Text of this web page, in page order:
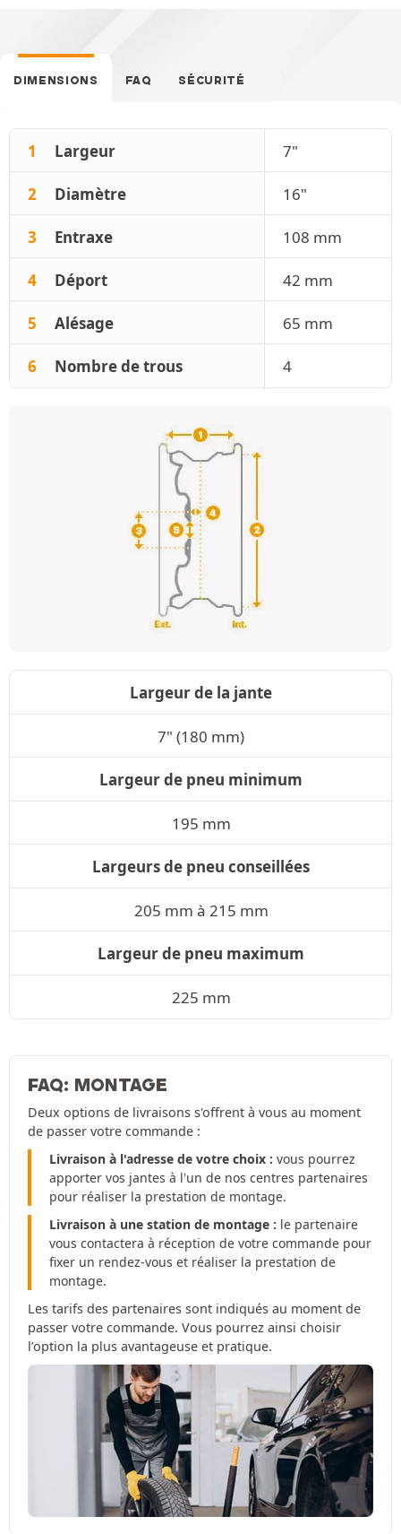
DIMENSIONS FAQ SÉCURITÉ
1 Largeur 7"
2 Diamètre 16"
3 Entraxe 108 mm
4 Déport 42 mm
5 Alésage 65 mm
6 Nombre de trous 4
Largeur de la jante
7" (180 mm)
Largeur de pneu minimum
195 mm
Largeurs de pneu conseillées
205 mm à 215 mm
Largeur de pneu maximum
225 mm
FAQ: MONTAGE
Deux options de livraisons s'offrent à vous au moment
de passer votre commande :
Livraison à l'adresse de votre choix : vous pourrez
apporter vos jantes à l'un de nos centres partenaires
pour réaliser la prestation de montage.
Livraison à une station de montage : le partenaire
vous contactera à réception de votre commande pour
fixer un rendez-vous et réaliser la prestation de
montage.
Les tarifs des partenaires sont indiqués au moment de
passer votre commande. Vous pourrez ainsi choisir
l’option la plus avantageuse et pratique.